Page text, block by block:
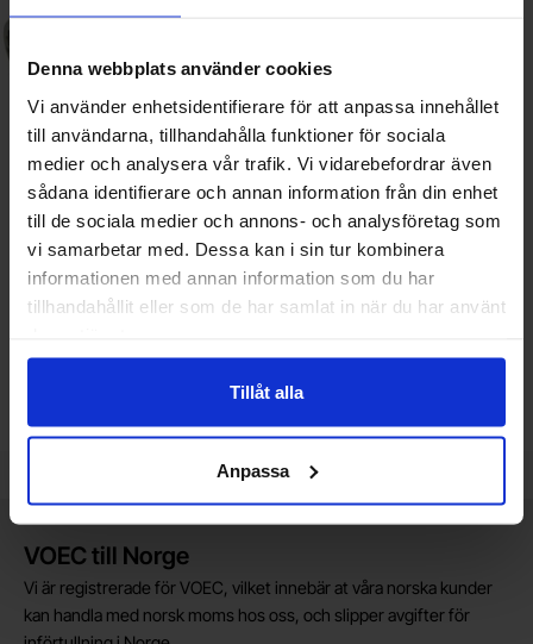
Denna webbplats använder cookies
Vi använder enhetsidentifierare för att anpassa innehållet
till användarna, tillhandahålla funktioner för sociala
medier och analysera vår trafik. Vi vidarebefordrar även
sådana identifierare och annan information från din enhet
till de sociala medier och annons- och analysföretag som
vi samarbetar med. Dessa kan i sin tur kombinera
informationen med annan information som du har
tillhandahållit eller som de har samlat in när du har använt
Tillåt alla
Anpassa
Kontakt GX12 jack 2-pol
Art. nr
41015382
19.20 SEK
Inklusive 25% moms
Köp
Mängdrabatt
4 -till9 st
21.60 SEK
10 -tillst 19.20 SEK
Kontakt GX12 plugg 2-pol chassi
Art. nr
41015385
14.40 SEK
Inklusive 25% moms
Köp
Mängdrabatt
4 - till9 st
10 - till
st 14.40 SEK
Kort allmän information
VOEC till Norge
Vi är registrerade för VOEC, vilket innebär at våra norska kunder
kan handla med norsk moms hos oss, och slipper avgifter för